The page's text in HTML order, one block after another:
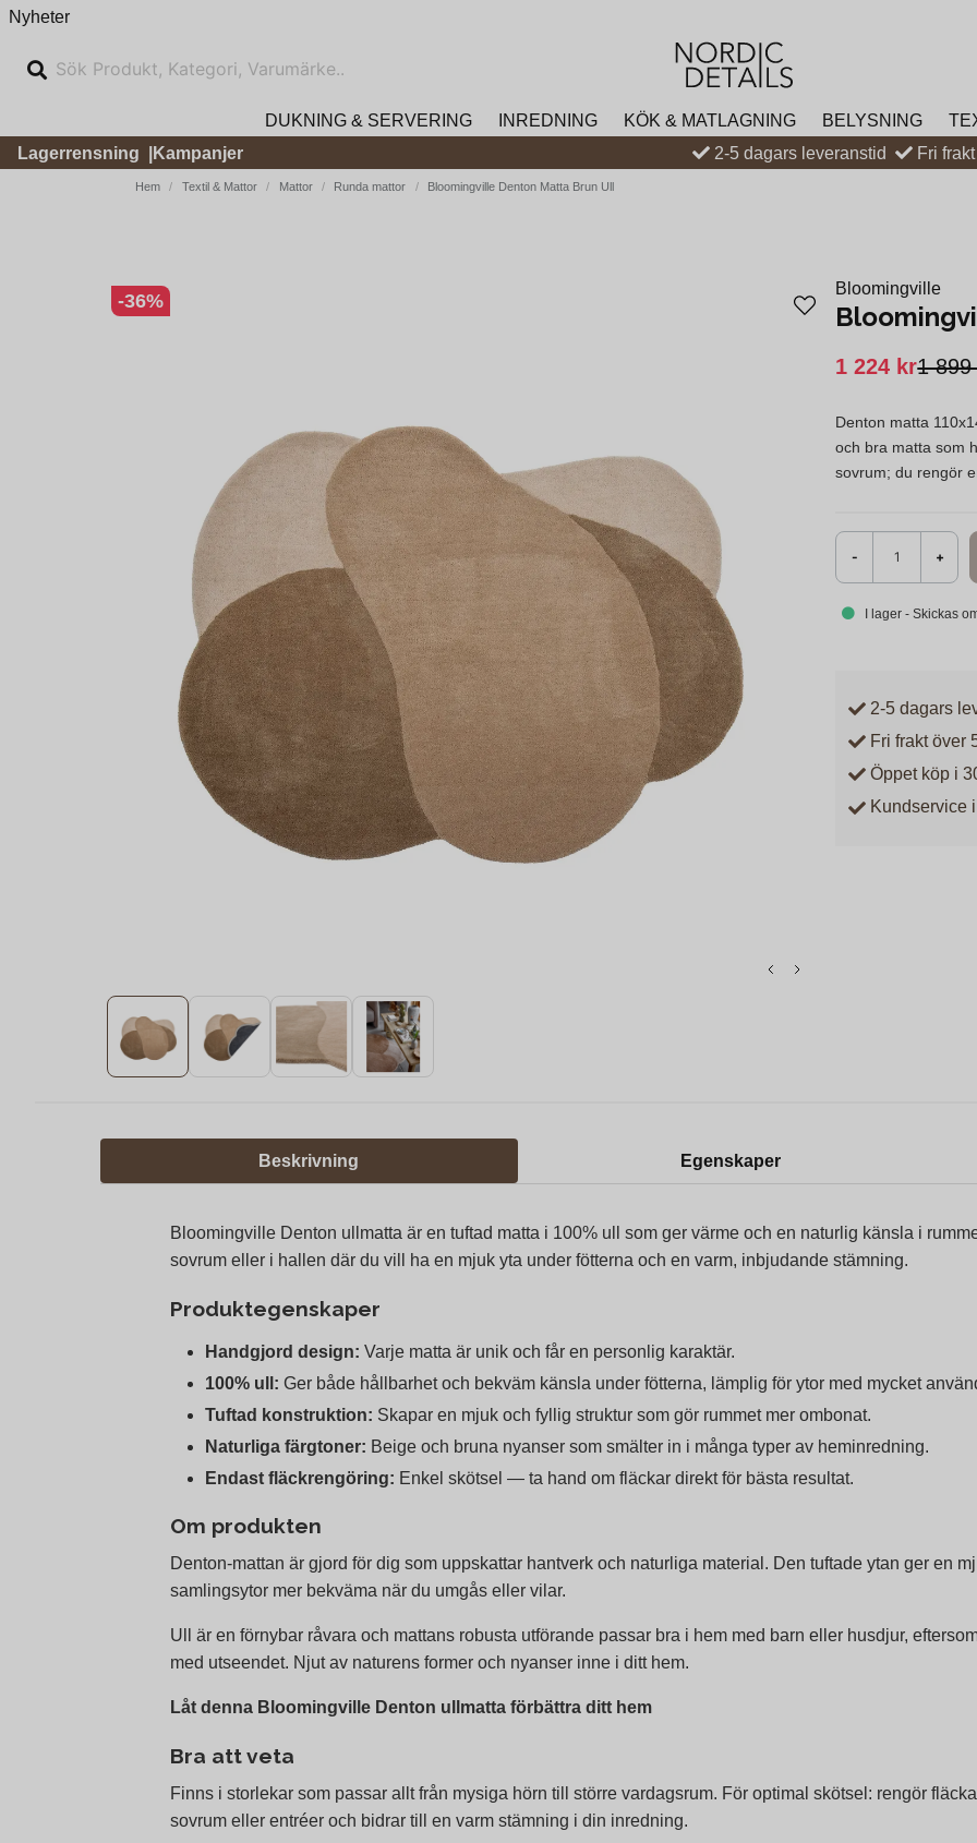
Nyheter
DUKNING & SERVERING INREDNING KÖK & MATLAGNING BELYSNING
Lagerrensning
Kampanjer 2-5 dagars leveranstid Fri
Hem Textil & Mattor Mattor Runda mattor Bloomingville Denton Matta Brun Ull
-36%
Bloomingville
1 899
1 224 kr
Denton matta
och bra matta som
sovrum; du rengör
- +
I lager - Skickas
2-5 dagars
Fri frakt över
Öppet köp i
Kundservice
Beskrivning Egenskaper
Bloomingville Denton ullmatta är en tuftad matta i 100% ull som ger värme och en naturlig känsla i
sovrum eller i hallen där du vill ha en mjuk yta under fötterna och en varm, inbjudande stämning.
Produktegenskaper
Handgjord design: Varje matta är unik och får en personlig karaktär.
100% ull: Ger både hållbarhet och bekväm känsla under fötterna, lämplig för ytor med mycket
Tuftad konstruktion: Skapar en mjuk och fyllig struktur som gör rummet mer ombonat.
Naturliga färgtoner: Beige och bruna nyanser som smälter in i många typer av heminredning.
Endast fläckrengöring: Enkel skötsel — ta hand om fläckar direkt för bästa resultat.
Om produkten
Denton-mattan är gjord för dig som uppskattar hantverk och naturliga material. Den tuftade ytan ger en
samlingsytor mer bekväma när du umgås eller vilar.
Ull är en förnybar råvara och mattans robusta utförande passar bra i hem med barn eller husdjur,
med utseendet. Njut av naturens former och nyanser inne i ditt hem.
Låt denna Bloomingville Denton ullmatta förbättra ditt hem
Bra att veta
Finns i storlekar som passar allt från mysiga hörn till större vardagsrum. För optimal skötsel: rengör
sovrum eller entréer och bidrar till en varm stämning i din inredning.